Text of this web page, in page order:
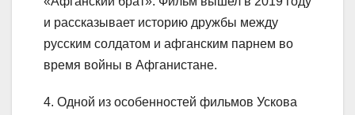
и рассказывает историю дружбы между
русским солдатом и афганским парнем во
время войны в Афганистане.
4. Одной из особенностей фильмов Ускова